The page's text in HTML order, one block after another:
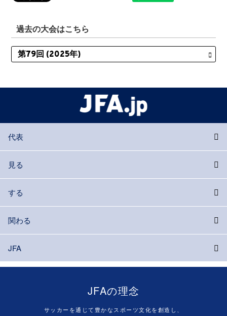
過去の大会はこちら
代表
見る
する
関わる
JFA
JFAの理念
サッカーを通じて豊かなスポーツ文化を創造し、